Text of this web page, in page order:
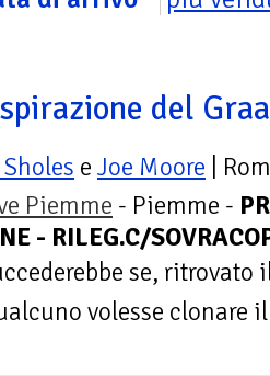
del
e Joe Moore |
Piemme - Piemme -
- RILEG.C/
se, ritrovato
volesse clonare